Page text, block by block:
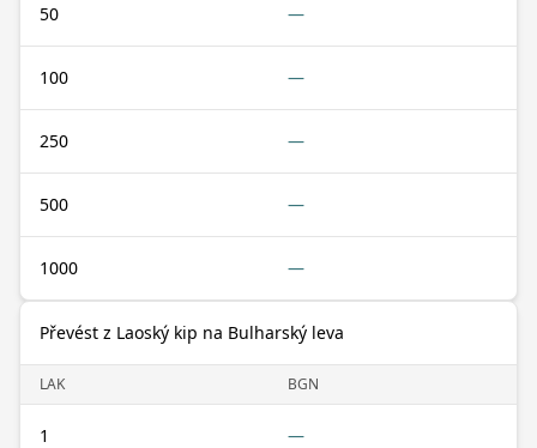
50 —
100 —
250 —
500 —
1000 —
Převést z Laoský kip na Bulharský leva
LAK BGN
1 —